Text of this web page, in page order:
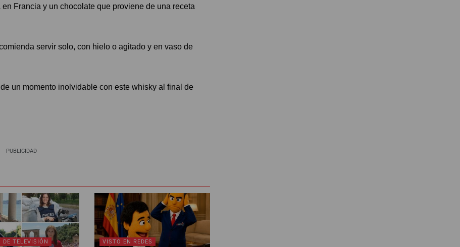
Francia y un chocolate que proviene de una receta
servir solo, con hielo o agitado y en vaso de
un momento inolvidable con este whisky al final de
PUBLICIDAD
DE TELEVISIÓN VISTO EN REDES